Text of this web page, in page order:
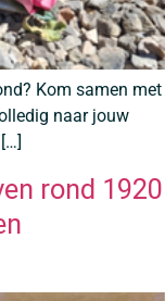
Kom samen met
naar jouw
rond 1920